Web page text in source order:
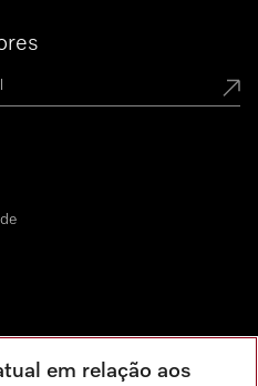
em relação aos